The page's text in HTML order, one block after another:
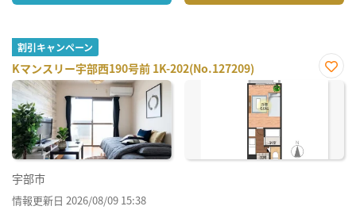
割引キャンペーン
Kマンスリー宇部西190号前 1K-202(No.127209)
お気
宇部市
情報更新日 2026/08/09 15:38